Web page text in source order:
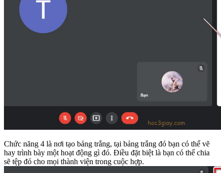
Chức năng 4 là nơi tạo bảng trắng, tại bảng trắng đó bạn có thể vẽ
hay trình bày một hoạt động gì đó. Điều đặt biệt là bạn có thể chia
sẽ tệp đó cho mọi thành viện trong cuộc hợp.